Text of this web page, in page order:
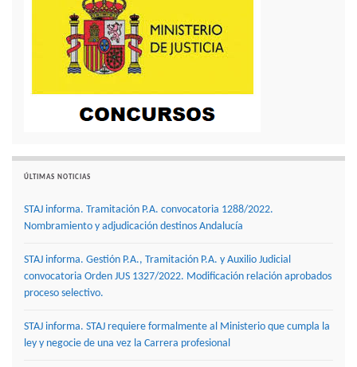
ÚLTIMAS NOTICIAS
STAJ informa. Tramitación P.A. convocatoria 1288/2022.
Nombramiento y adjudicación destinos Andalucía
STAJ informa. Gestión P.A., Tramitación P.A. y Auxilio Judicial
convocatoria Orden JUS 1327/2022. Modificación relación aprobados
proceso selectivo.
STAJ informa. STAJ requiere formalmente al Ministerio que cumpla la
ley y negocie de una vez la Carrera profesional